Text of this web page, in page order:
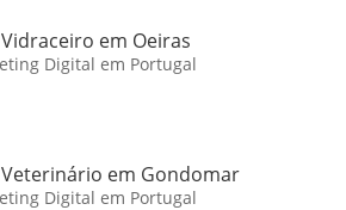
em Oeiras
Digital em Portugal
em Gondomar
Digital em Portugal